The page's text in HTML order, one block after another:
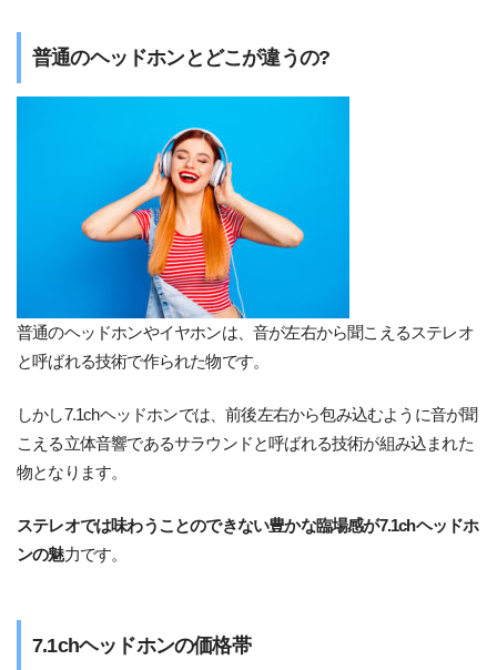
普通のヘッドホンとどこが違うの?
普通のヘッドホンやイヤホンは、音が左右から聞こえるステレオ
と呼ばれる技術で作られた物です。
しかし7.1chヘッドホンでは、前後左右から包み込むように音が聞
こえる立体音響であるサラウンドと呼ばれる技術が組み込まれた
物となります。
ステレオでは味わうことのできない豊かな臨場感が7.1chヘッドホ
ンの魅力です。
7.1chヘッドホンの価格帯